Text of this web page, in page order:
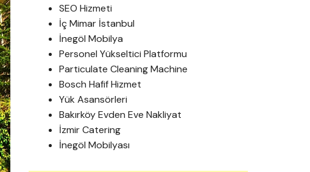
SEO Hizmeti
İç Mimar İstanbul
İnegöl Mobilya
Personel Yükseltici Platformu
Particulate Cleaning Machine
Bosch Hafif Hizmet
Yük Asansörleri
Bakırköy Evden Eve Nakliyat
İzmir Catering
İnegöl Mobilyası